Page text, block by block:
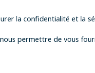
la confidentialité et la
permettre de vous